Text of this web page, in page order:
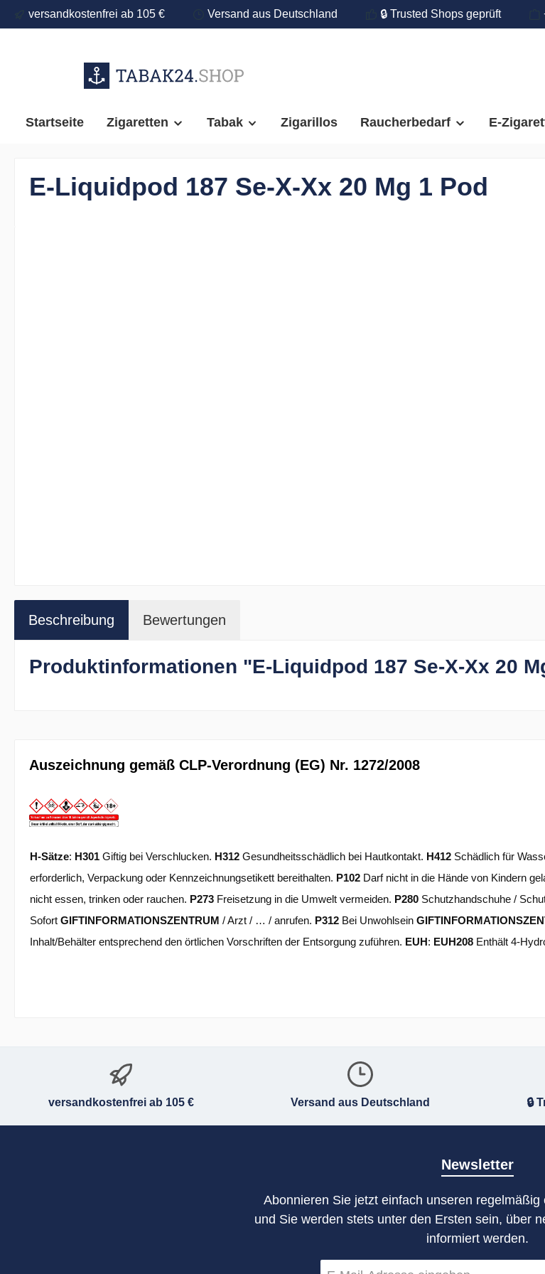
Zur Hauptnavigation springen
versandkostenfrei ab 105 € Versand aus Deutschland 🔒 Trusted Shops geprüft
Startseite Zigaretten Tabak Zigarillos Raucherbedarf E-
E-Liquidpod 187 Se-X-Xx 20 Mg 1 Pod
Beschreibung Bewertungen
Produktinformationen "E-Liquidpod 187 Se-X-Xx 20
Auszeichnung gemäß CLP-Verordnung (EG) Nr. 1272/2008
H-Sätze: H301 Giftig bei Verschlucken. H312 Gesundheitsschädlich bei Hautkontakt. H412 Schädlich für
erforderlich, Verpackung oder Kennzeichnungsetikett bereithalten. P102 Darf nicht in die Hände von Kindern
nicht essen, trinken oder rauchen. P273 Freisetzung in die Umwelt vermeiden. P280 Schutzhandschuhe /
Sofort GIFTINFORMATIONSZENTRUM / Arzt / … / anrufen. P312 Bei Unwohlsein
Inhalt/Behälter entsprechend den örtlichen Vorschriften der Entsorgung zuführen. EUH: EUH208 Enthält 4-
versandkostenfrei ab 105 € Versand aus Deutschland 🔒
Newsletter
Abonnieren Sie jetzt einfach unseren
und Sie werden stets unter den Ersten sein, über
informiert werden.